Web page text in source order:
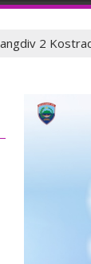
2